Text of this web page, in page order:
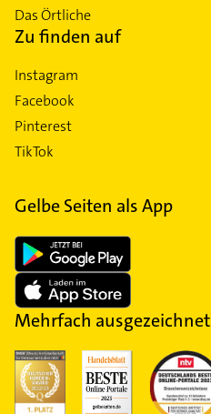
Das Örtliche
Zu finden auf
Instagram
Facebook
Pinterest
TikTok
Gelbe Seiten als App
Mehrfach ausgezeichnet